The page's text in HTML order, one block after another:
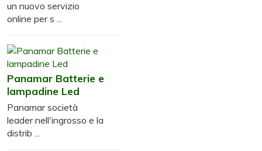
un nuovo servizio
online per s ...
Panamar Batterie e
lampadine Led
Panamar società
leader nell'ingrosso e la
distrib ...